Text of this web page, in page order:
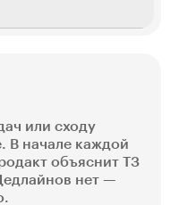
или сходу
В начале каждой
объяснит ТЗ
нет —